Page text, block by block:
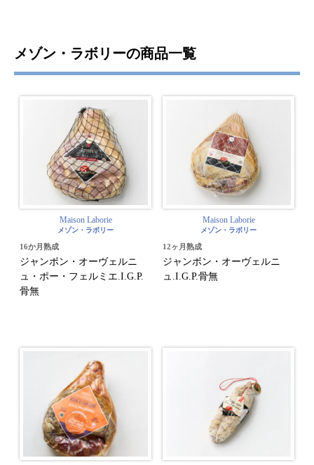
メゾン・ラボリーの商品一覧
Maison Laborie
メゾン・ラボリー
16か月熟成
ジャンボン・オーヴェルニ
ュ・ポー・フェルミエ.I.G.P.
骨無
Maison Laborie
メゾン・ラボリー
12ヶ月熟成
ジャンボン・オーヴェルニ
ュ.I.G.P.骨無